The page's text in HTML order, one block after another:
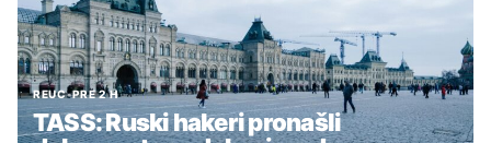
REUC•PRE 2 H
TASS: Ruski hakeri pronašli